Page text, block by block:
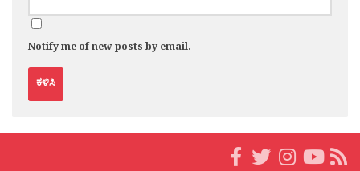
Notify me of new posts by email.